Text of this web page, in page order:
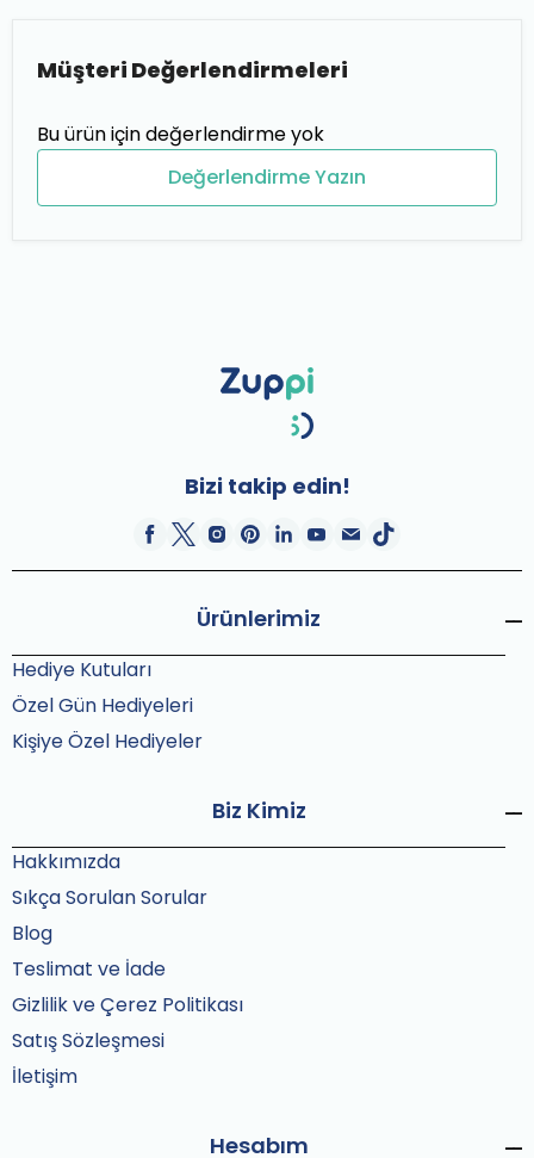
Müşteri Değerlendirmeleri
Bu ürün için değerlendirme yok
Değerlendirme Yazın
Bizi takip edin!
Ürünlerimiz
Hediye Kutuları
Özel Gün Hediyeleri
Kişiye Özel Hediyeler
Biz Kimiz
Hakkımızda
Sıkça Sorulan Sorular
Blog
Teslimat ve İade
Gizlilik ve Çerez Politikası
Satış Sözleşmesi
İletişim
Hesabım